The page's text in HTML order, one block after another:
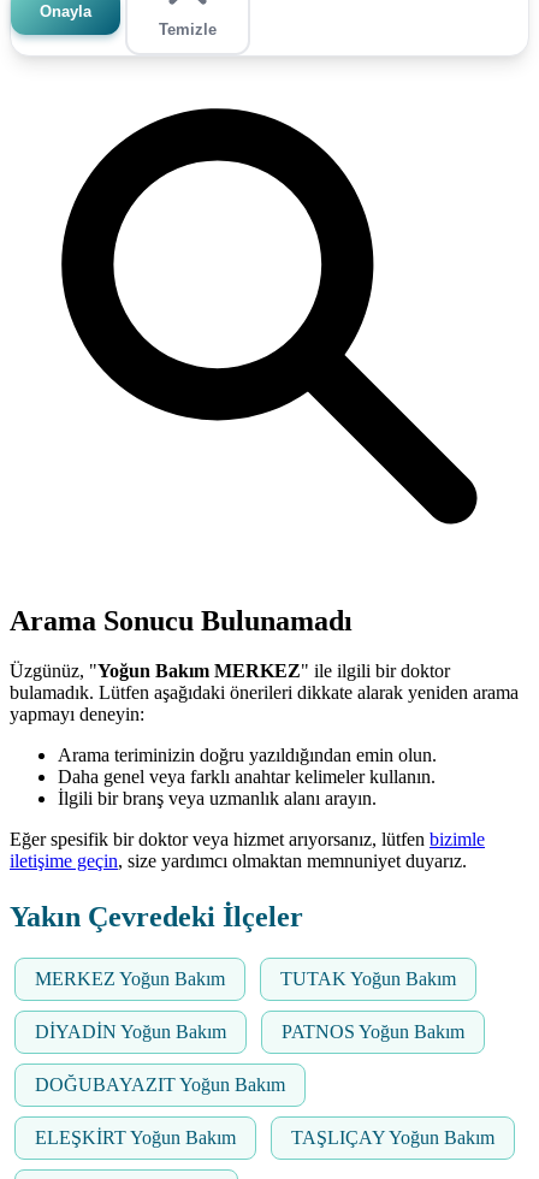
Onayla
Temizle
Arama Sonucu Bulunamadı
Üzgünüz, "Yoğun Bakım MERKEZ" ile ilgili bir doktor
bulamadık. Lütfen aşağıdaki önerileri dikkate alarak yeniden arama
yapmayı deneyin:
Arama teriminizin doğru yazıldığından emin olun.
Daha genel veya farklı anahtar kelimeler kullanın.
İlgili bir branş veya uzmanlık alanı arayın.
Eğer spesifik bir doktor veya hizmet arıyorsanız, lütfen bizimle
iletişime geçin, size yardımcı olmaktan memnuniyet duyarız.
Yakın Çevredeki İlçeler
MERKEZ Yoğun Bakım TUTAK Yoğun Bakım
DİYADİN Yoğun Bakım PATNOS Yoğun Bakım
DOĞUBAYAZIT Yoğun Bakım
ELEŞKİRT Yoğun Bakım TAŞLIÇAY Yoğun Bakım